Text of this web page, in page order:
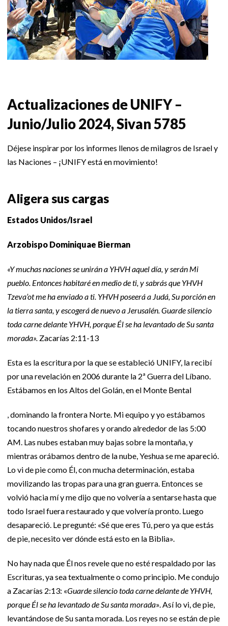
Actualizaciones de UNIFY –
Junio/Julio 2024, Sivan 5785
Déjese inspirar por los informes llenos de milagros de Israel y
las Naciones – ¡UNIFY está en movimiento!
Aligera sus cargas
Estados Unidos/Israel
Arzobispo Dominiquae Bierman
«Y muchas naciones se unirán a YHVH aquel día, y serán Mi
pueblo. Entonces habitaré en medio de ti, y sabrás que YHVH
Tzeva’ot me ha enviado a ti. YHVH poseerá a Judá, Su porción en
la tierra santa, y escogerá de nuevo a Jerusalén. Guarde silencio
toda carne delante YHVH, porque Él se ha levantado de Su santa
morada». Zacarías 2:11-13
Esta es la escritura por la que se estableció UNIFY, la recibí
por una revelación en 2006 durante la 2ª Guerra del Líbano.
Estábamos en los Altos del Golán, en el Monte Bental
, dominando la frontera Norte. Mi equipo y yo estábamos
tocando nuestros shofares y orando alrededor de las 5:00
AM. Las nubes estaban muy bajas sobre la montaña, y
mientras orábamos dentro de la nube, Yeshua se me apareció.
Lo vi de pie como Él, con mucha determinación, estaba
movilizando las tropas para una gran guerra. Entonces se
volvió hacia mí y me dijo que no volvería a sentarse hasta que
todo Israel fuera restaurado y que volvería pronto. Luego
desapareció. Le pregunté: «Sé que eres Tú, pero ya que estás
de pie, necesito ver dónde está esto en la Biblia».
No hay nada que Él nos revele que no esté respaldado por las
Escrituras, ya sea textualmente o como principio. Me condujo
a Zacarías 2:13: «Guarde silencio toda carne delante de YHVH,
porque Él se ha levantado de Su santa morada». Así lo vi, de pie,
levantándose de Su santa morada. Los reyes no se están de pie